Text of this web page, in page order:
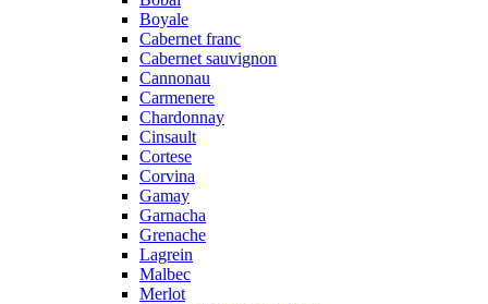
Boyale
Cabernet franc
Cabernet sauvignon
Cannonau
Carmenere
Chardonnay
Cinsault
Cortese
Corvina
Gamay
Garnacha
Grenache
Lagrein
Malbec
Merlot